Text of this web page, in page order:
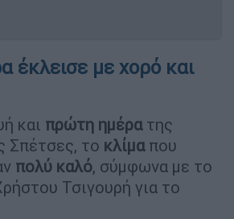
έκλεισε με χορό και
και πρώτη ημέρατης
Σπέτσες, το κλίμαπου
πολύ καλό, σύμφωνα με το
Τσιγουρή για το